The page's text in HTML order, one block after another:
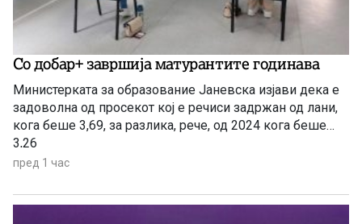
Со добар+ завршија матурантите годинава
Министерката за образование Јаневска изјави дека е
задоволна од просекот кој е речиси задржан од лани,
кога беше 3,69, за разлика, рече, од 2024 кога беше
3,26
пред 1 час